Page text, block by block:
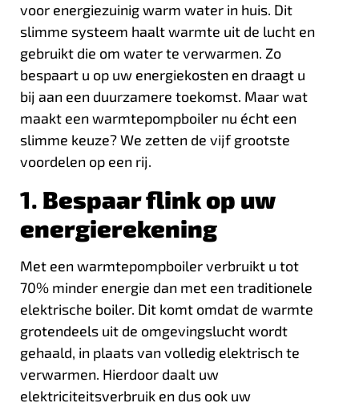
voor energiezuinig warm water in huis. Dit
slimme systeem haalt warmte uit de lucht en
gebruikt die om water te verwarmen. Zo
bespaart u op uw energiekosten en draagt u
bij aan een duurzamere toekomst. Maar wat
maakt een warmtepompboiler nu écht een
slimme keuze? We zetten de vijf grootste
voordelen op een rij.
1. Bespaar flink op uw
energierekening
Met een warmtepompboiler verbruikt u tot
70% minder energie dan met een traditionele
elektrische boiler. Dit komt omdat de warmte
grotendeels uit de omgevingslucht wordt
gehaald, in plaats van volledig elektrisch te
verwarmen. Hierdoor daalt uw
elektriciteitsverbruik en dus ook uw